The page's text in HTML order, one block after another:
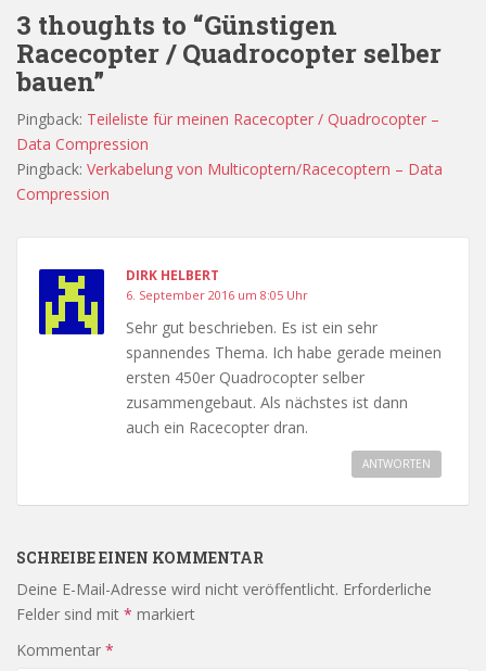
3 thoughts to “Günstigen
Racecopter / Quadrocopter selber
bauen”
Pingback: Teileliste für meinen Racecopter / Quadrocopter –
Data Compression
Pingback: Verkabelung von Multicoptern/Racecoptern – Data
Compression
DIRK HELBERT
6. September 2016 um 8:05 Uhr
Sehr gut beschrieben. Es ist ein sehr
spannendes Thema. Ich habe gerade meinen
ersten 450er Quadrocopter selber
zusammengebaut. Als nächstes ist dann
auch ein Racecopter dran.
ANTWORTEN
SCHREIBE EINEN KOMMENTAR
Deine E-Mail-Adresse wird nicht veröffentlicht. Erforderliche
Felder sind mit * markiert
Kommentar *